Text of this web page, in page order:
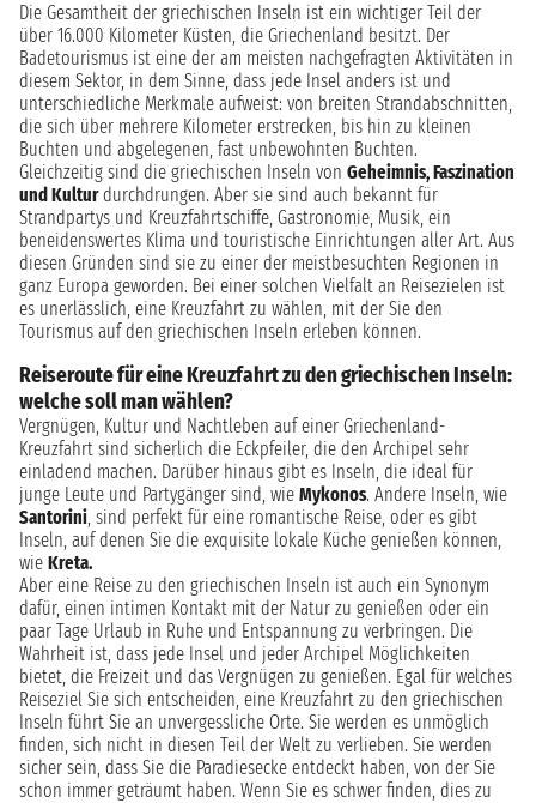
Die Gesamtheit der griechischen Inseln ist ein wichtiger Teil der
über 16.000 Kilometer Küsten, die Griechenland besitzt. Der
Badetourismus ist eine der am meisten nachgefragten Aktivitäten in
diesem Sektor, in dem Sinne, dass jede Insel anders ist und
unterschiedliche Merkmale aufweist: von breiten Strandabschnitten,
die sich über mehrere Kilometer erstrecken, bis hin zu kleinen
Buchten und abgelegenen, fast unbewohnten Buchten.
Gleichzeitig sind die griechischen Inseln von Geheimnis, Faszination
und Kulturdurchdrungen. Aber sie sind auch bekannt für
Strandpartys und Kreuzfahrtschiffe, Gastronomie, Musik, ein
beneidenswertes Klima und touristische Einrichtungen aller Art. Aus
diesen Gründen sind sie zu einer der meistbesuchten Regionen in
ganz Europa geworden. Bei einer solchen Vielfalt an Reisezielen ist
es unerlässlich, eine Kreuzfahrt zu wählen, mit der Sie den
Tourismus auf den griechischen Inseln erleben können.
Reiseroute für eine Kreuzfahrt zu den griechischen Inseln:
welche soll man wählen?
Vergnügen, Kultur und Nachtleben auf einer Griechenland-
Kreuzfahrt sind sicherlich die Eckpfeiler, die den Archipel sehr
einladend machen. Darüber hinaus gibt es Inseln, die ideal für
junge Leute und Partygänger sind, wie Mykonos. Andere Inseln, wie
Santorini, sind perfekt für eine romantische Reise, oder es gibt
Inseln, auf denen Sie die exquisite lokale Küche genießen können,
wie Kreta.
Aber eine Reise zu den griechischen Inseln ist auch ein Synonym
dafür, einen intimen Kontakt mit der Natur zu genießen oder ein
paar Tage Urlaub in Ruhe und Entspannung zu verbringen. Die
Wahrheit ist, dass jede Insel und jeder Archipel Möglichkeiten
bietet, die Freizeit und das Vergnügen zu genießen. Egal für welches
Reiseziel Sie sich entscheiden, eine Kreuzfahrt zu den griechischen
Inseln führt Sie an unvergessliche Orte. Sie werden es unmöglich
finden, sich nicht in diesen Teil der Welt zu verlieben. Sie werden
sicher sein, dass Sie die Paradiesecke entdeckt haben, von der Sie
schon immer geträumt haben. Wenn Sie es schwer finden, dies zu